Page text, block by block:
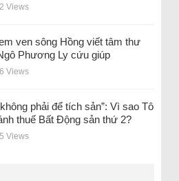
Views
ven sông Hồng viết tâm thư
Phương Ly cứu giúp
Views
phải để tích sản”: Vì sao Tô
thuế Bất Động sản thứ 2?
Views